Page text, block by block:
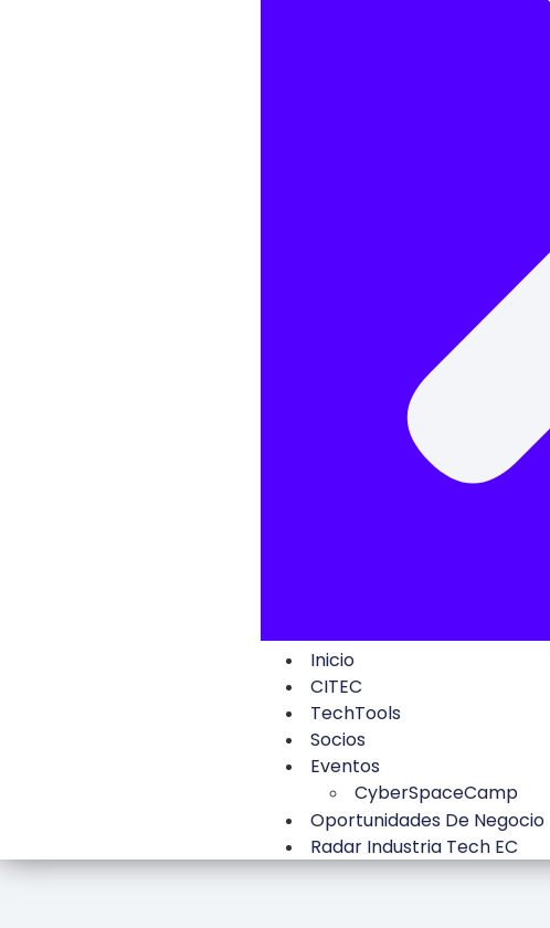
Inicio
CITEC
TechTools
Socios
Eventos
CyberSpaceCamp
Oportunidades De Negocio
Radar Industria Tech EC